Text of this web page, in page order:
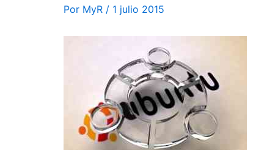
Por MyR / 1 julio 2015